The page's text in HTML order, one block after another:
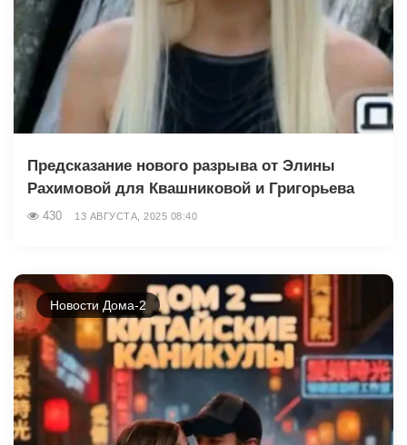
Предсказание нового разрыва от Элины
Рахимовой для Квашниковой и Григорьева
430 13 АВГУСТА, 2025 08:40
Новости Дома-2